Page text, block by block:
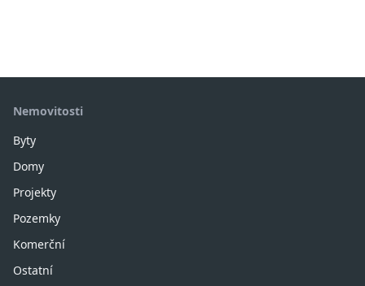
Nemovitosti
Byty
Domy
Projekty
Pozemky
Komerční
Ostatní